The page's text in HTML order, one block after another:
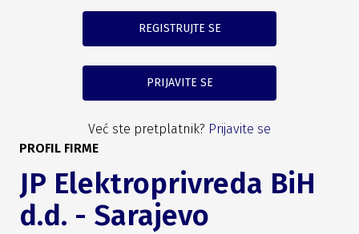
REGISTRUJTE SE
PRIJAVITE SE
Već ste pretplatnik? Prijavite se
PROFIL FIRME
JP Elektroprivreda BiH
d.d. - Sarajevo